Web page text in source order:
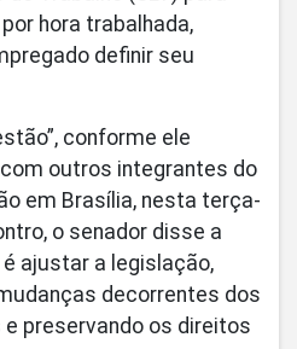
hora trabalhada,
definir seu
conforme ele
outros integrantes do
em Brasília, nesta terça-
o senador disse a
ajustar a legislação,
decorrentes dos
preservando os direitos